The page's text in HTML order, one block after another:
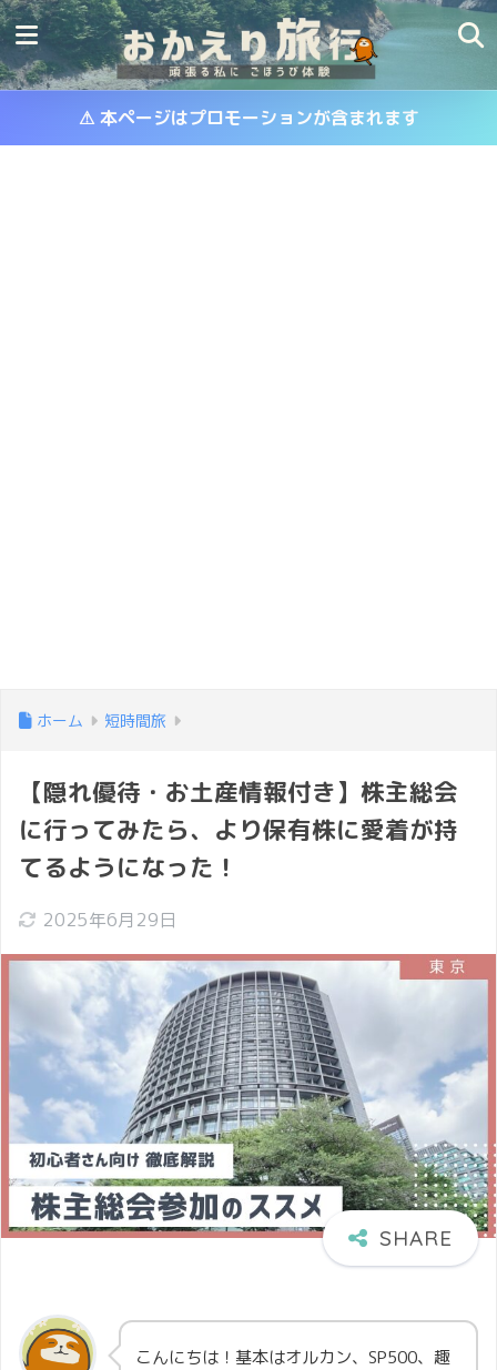
⚠ 本ページはプロモーションが含まれます
ホーム 短時間旅
【隠れ優待・お土産情報付き】株主総会
に行ってみたら、より保有株に愛着が持
てるようになった！
2025年6月29日
こんにちは！基本はオルカン、SP500、趣